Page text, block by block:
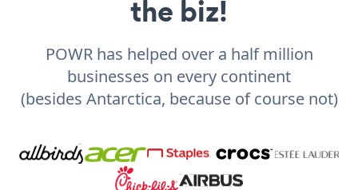
the biz!
POWR has helped over a half million
businesses on every continent
(besides Antarctica, because of course not)